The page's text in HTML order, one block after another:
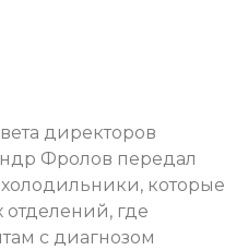
директоров
Фролов передал
которые
где
с диагнозом